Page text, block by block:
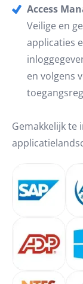
Access
Veilige en
applicaties
en volgens
Gemakkelijk te